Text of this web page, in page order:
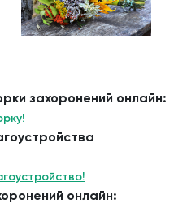
захоронений онлайн:
онлайн: